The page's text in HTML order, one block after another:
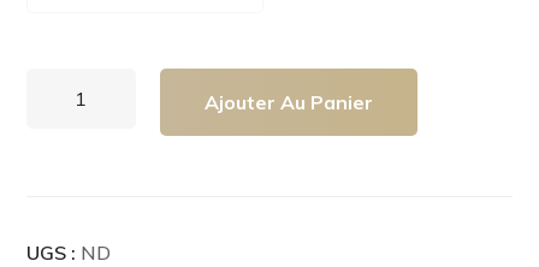
quantité
Ajouter Au Panier
UGS : ND